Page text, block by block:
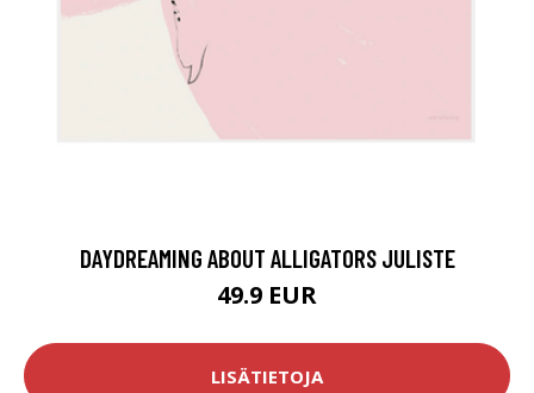
DAYDREAMING ABOUT ALLIGATORS JULISTE
49.9 EUR
LISÄTIETOJA